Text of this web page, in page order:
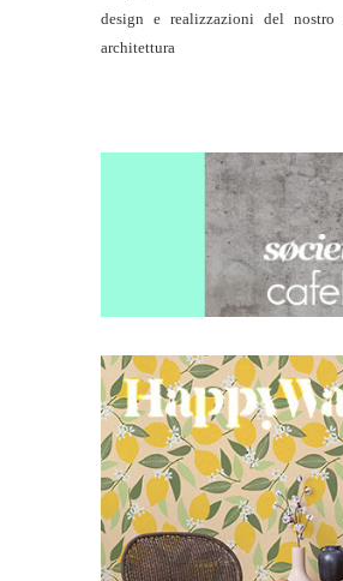
design e realizzazioni del
architettura